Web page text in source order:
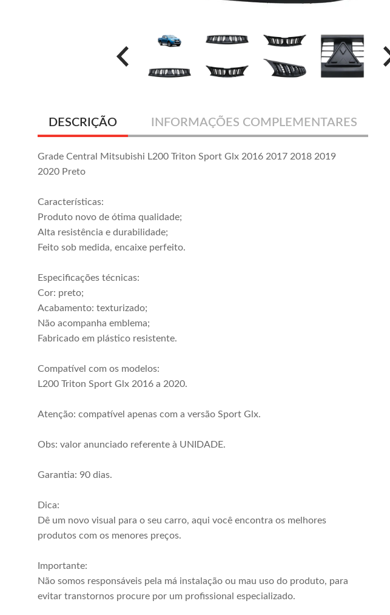
DESCRIÇÃO INFORMAÇÕES COMPLEMENTARES
Grade Central Mitsubishi L200 Triton Sport Glx 2016 2017 2018 2019
2020 Preto
Características:
Produto novo de ótima qualidade;
Alta resistência e durabilidade;
Feito sob medida, encaixe perfeito.
Especificações técnicas:
Cor: preto;
Acabamento: texturizado;
Não acompanha emblema;
Fabricado em plástico resistente.
Compatível com os modelos:
L200 Triton Sport Glx 2016 a 2020.
Atenção: compatível apenas com a versão Sport Glx.
Obs: valor anunciado referente à UNIDADE.
Garantia: 90 dias.
Dica:
Dê um novo visual para o seu carro, aqui você encontra os melhores
produtos com os menores preços.
Importante:
Não somos responsáveis pela má instalação ou mau uso do produto, para
evitar transtornos procure por um profissional especializado.
Grade Dianteira
L200 Triton 2008
2009 2010
Cromado
R$ 245,00
ou em até7x deR$ 35,00
Comprar
Grade Parachoque
Grade Inferior